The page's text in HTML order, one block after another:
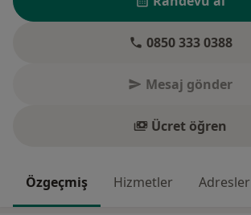
0850 333 0388
Mesaj gönder
Ücret öğren
Özgeçmiş Hizmetler Adresler